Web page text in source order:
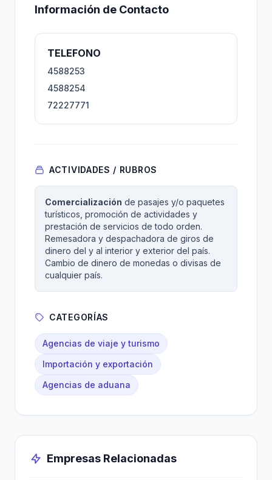
Información de Contacto
TELEFONO
4588253
4588254
72227771
ACTIVIDADES / RUBROS
Comercialización de pasajes y/o paquetes
turísticos, promoción de actividades y
prestación de servicios de todo orden.
Remesadora y despachadora de giros de
dinero del y al interior y exterior del país.
Cambio de dinero de monedas o divisas de
cualquier país.
CATEGORÍAS
Agencias de viaje y turismo
Importación y exportación
Agencias de aduana
Empresas Relacionadas